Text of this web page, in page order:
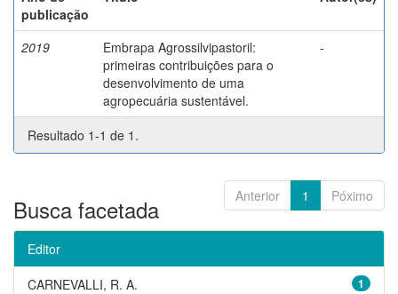
publicação
2019
Embrapa Agrossilvipastoril:
primeiras contribuições para o
desenvolvimento de uma
agropecuária sustentável.
-
Resultado 1-1 de 1.
Anterior 1 Póximo
Busca facetada
Editor
1
CARNEVALLI, R. A.